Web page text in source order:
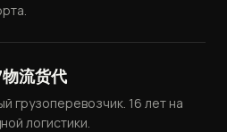
流货代
грузоперевозчик. 16 лет на
логистики.